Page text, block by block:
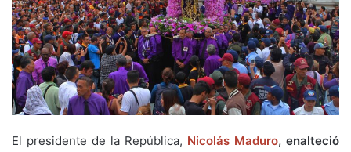
El presidente de la República, Nicolás Maduro, enalteció